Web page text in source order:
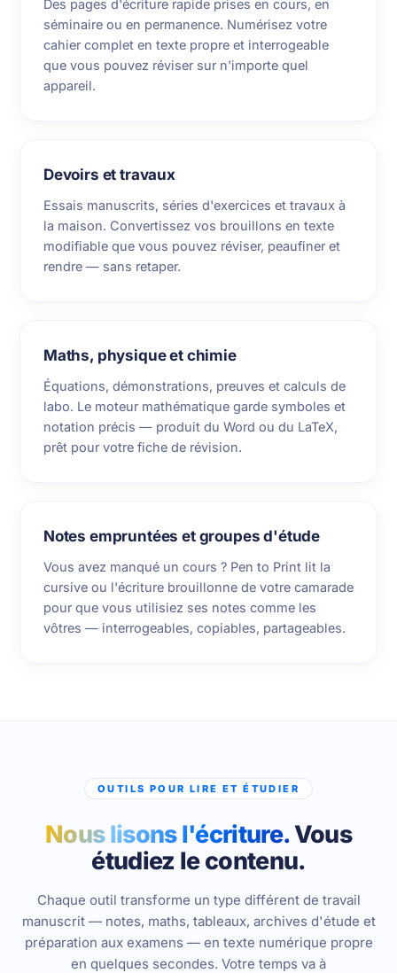
Des pages d'écriture rapide prises en cours, en
séminaire ou en permanence. Numérisez votre
cahier complet en texte propre et interrogeable
que vous pouvez réviser sur n'importe quel
appareil.
Devoirs et travaux
Essais manuscrits, séries d'exercices et travaux à
la maison. Convertissez vos brouillons en texte
modifiable que vous pouvez réviser, peaufiner et
rendre — sans retaper.
Maths, physique et chimie
Équations, démonstrations, preuves et calculs de
labo. Le moteur mathématique garde symboles et
notation précis — produit du Word ou du LaTeX,
prêt pour votre fiche de révision.
Notes empruntées et groupes d'étude
Vous avez manqué un cours ? Pen to Print lit la
cursive ou l'écriture brouillonne de votre camarade
pour que vous utilisiez ses notes comme les
vôtres — interrogeables, copiables, partageables.
OUTILS POUR LIRE ET ÉTUDIER
Nous lisons l'écriture.Vous
étudiez le contenu.
Chaque outil transforme un type différent de travail
manuscrit — notes, maths, tableaux, archives d'étude et
préparation aux examens — en texte numérique propre
en quelques secondes. Votre temps va à